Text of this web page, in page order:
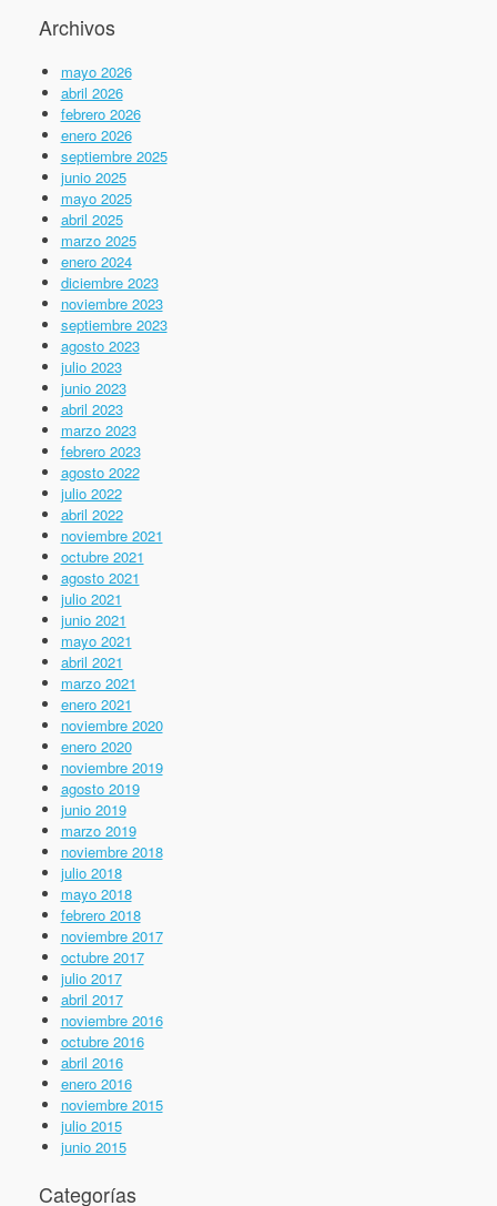
Archivos
mayo 2026
abril 2026
febrero 2026
enero 2026
septiembre 2025
junio 2025
mayo 2025
abril 2025
marzo 2025
enero 2024
diciembre 2023
noviembre 2023
septiembre 2023
agosto 2023
julio 2023
junio 2023
abril 2023
marzo 2023
febrero 2023
agosto 2022
julio 2022
abril 2022
noviembre 2021
octubre 2021
agosto 2021
julio 2021
junio 2021
mayo 2021
abril 2021
marzo 2021
enero 2021
noviembre 2020
enero 2020
noviembre 2019
agosto 2019
junio 2019
marzo 2019
noviembre 2018
julio 2018
mayo 2018
febrero 2018
noviembre 2017
octubre 2017
julio 2017
abril 2017
noviembre 2016
octubre 2016
abril 2016
enero 2016
noviembre 2015
julio 2015
junio 2015
Categorías